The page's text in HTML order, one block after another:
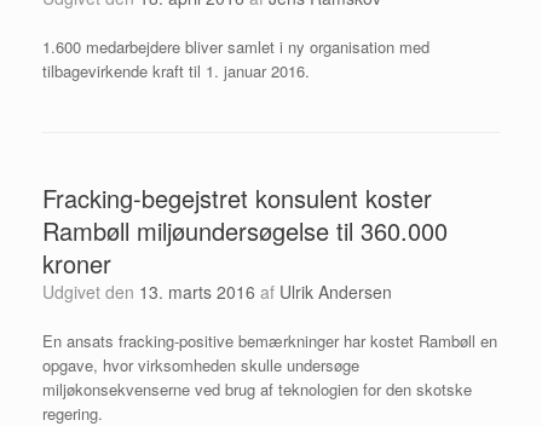
1.600 medarbejdere bliver samlet i ny organisation med
tilbagevirkende kraft til 1. januar 2016.
Fracking-begejstret konsulent koster
Rambøll miljøundersøgelse til 360.000
kroner
Udgivet den 13. marts 2016 af Ulrik Andersen
En ansats fracking-positive bemærkninger har kostet Rambøll en
opgave, hvor virksomheden skulle undersøge
miljøkonsekvenserne ved brug af teknologien for den skotske
regering.